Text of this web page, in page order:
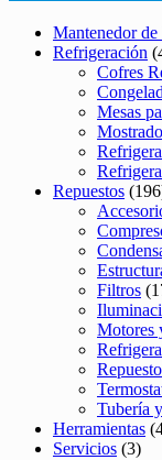
Mantenedor
Refrigeración
Cofres
Mesas
Repuestos
Filtros
Motores
Tubería
Herramientas
Servicios (3)